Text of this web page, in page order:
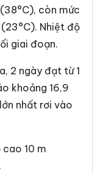
Quỳ
Hòa
Mang
còn mức
Nhiệt độ
giai đoạn.
2 ngày đạt từ 1
khoảng 16,9
nhất rơi vào
10 m